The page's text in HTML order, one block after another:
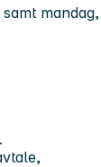
mandag,